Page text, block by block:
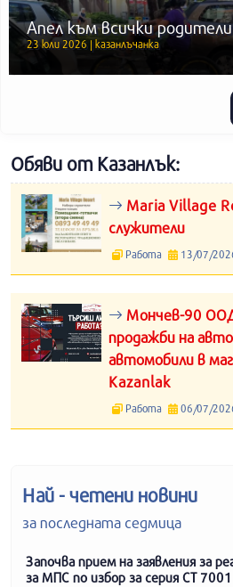
Апел към всички родители
23 юли 2026 | казанлъчанка
Обяви от Казанлък:
Maria Village
служители
Работа 13/07/
Мончев-90
продажби на
автомобили в
Kazanlak
Работа 06/07/
Най - четени новини
за последната седмица
Започва прием на заявления за
за МПС по избор за серия СТ